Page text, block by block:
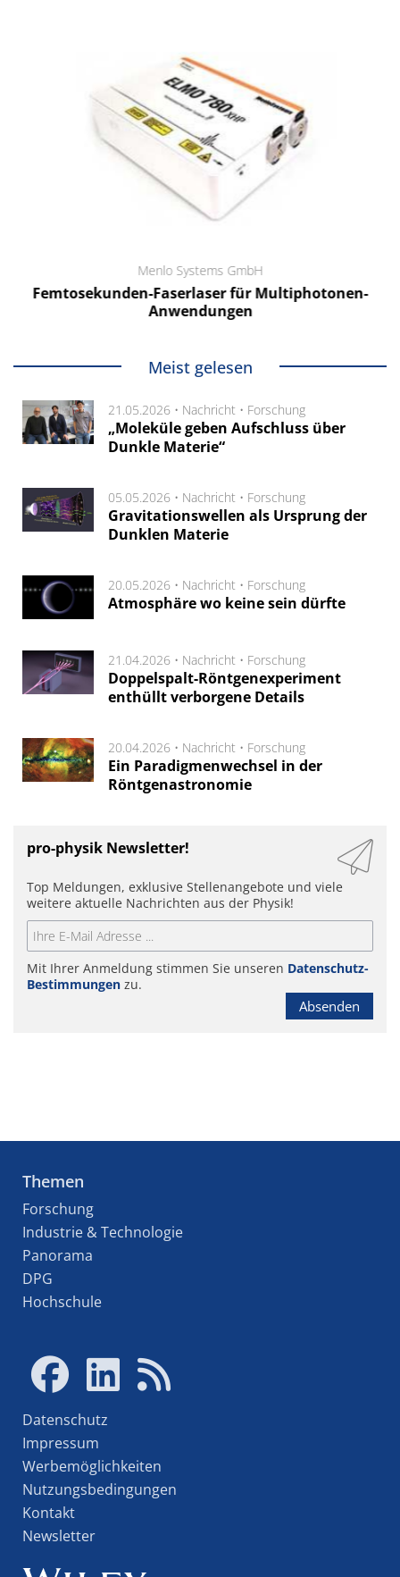
Menlo Systems GmbH
Femtosekunden-Faserlaser für Multiphotonen-
Anwendungen
Meist gelesen
21.05.2026 • Nachricht • Forschung
„Moleküle geben Aufschluss über
Dunkle Materie“
05.05.2026 • Nachricht • Forschung
Gravitationswellen als Ursprung der
Dunklen Materie
20.05.2026 • Nachricht • Forschung
Atmosphäre wo keine sein dürfte
21.04.2026 • Nachricht • Forschung
Doppelspalt-Röntgenexperiment
enthüllt verborgene Details
20.04.2026 • Nachricht • Forschung
Ein Paradigmenwechsel in der
Röntgenastronomie
pro-physik Newsletter!
Top Meldungen, exklusive Stellenangebote und viele
weitere aktuelle Nachrichten aus der Physik!
Mit Ihrer Anmeldung stimmen Sie unseren Datenschutz-
Bestimmungen zu.
Absenden
Themen
Forschung
Industrie & Technologie
Panorama
DPG
Hochschule
Datenschutz
Impressum
Werbemöglichkeiten
Nutzungsbedingungen
Kontakt
Newsletter